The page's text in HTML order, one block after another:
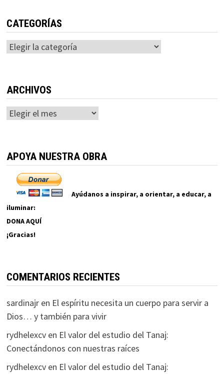
CATEGORÍAS
Categorías
ARCHIVOS
Archivos
APOYA NUESTRA OBRA
Ayúdanos a inspirar, a orientar, a educar, a
iluminar:
DONA AQUÍ
¡Gracias!
COMENTARIOS RECIENTES
sardinajren El espíritu necesita un cuerpo para servir a
Dios… y también para vivir
rydhelexcven El valor del estudio del Tanaj:
Conectándonos con nuestras raíces
rydhelexcven El valor del estudio del Tanaj: